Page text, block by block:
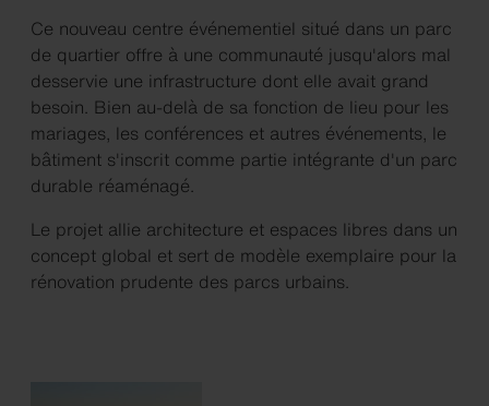
Ce nouveau centre événementiel situé dans un parc
de quartier offre à une communauté jusqu'alors mal
desservie une infrastructure dont elle avait grand
besoin. Bien au-delà de sa fonction de lieu pour les
mariages, les conférences et autres événements, le
bâtiment s'inscrit comme partie intégrante d'un parc
durable réaménagé.
Le projet allie architecture et espaces libres dans un
concept global et sert de modèle exemplaire pour la
rénovation prudente des parcs urbains.